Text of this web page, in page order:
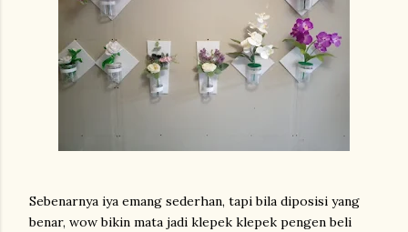
Sebenarnya iya emang sederhan, tapi bila diposisi yang
benar, wow bikin mata jadi klepek klepek pengen beli